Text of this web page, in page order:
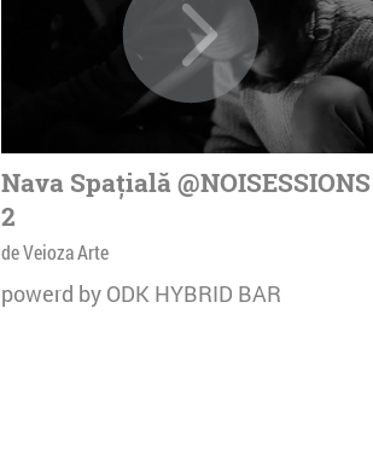
Nava Spațială @NOISESSIONS
2
de Veioza Arte
powerd by ODK HYBRID BAR